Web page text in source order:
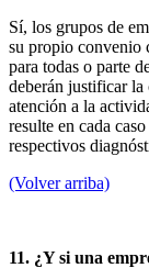
Sí, los grupos de
su propio convenio
para todas o parte
deberán justificar la
atención a la
resulte en cada
respectivos
(Volver arriba)
11. ¿Y si una